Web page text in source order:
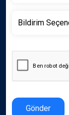
Gönder